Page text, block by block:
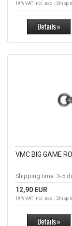
19 % VAT incl. excl.
VMC BIG GAME
Shipping time: 3-5
12,90 EUR
19 % VAT incl. excl.